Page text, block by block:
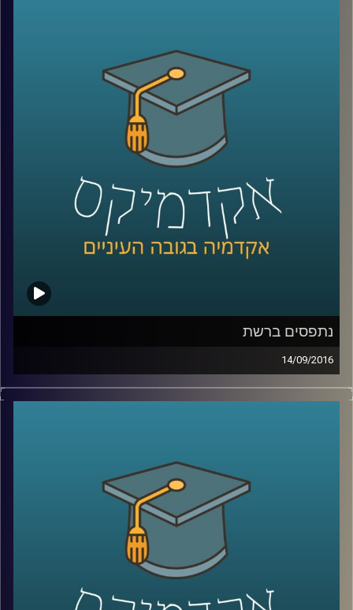
העולם הבא. בפרק זה נמשיך עם מי שמוכן
להעמיק אל בין שורות חז"ל, ולגלות את
המורכבות על אודות היש הנצחי. קריאה
מודרכת עם דוקטור גבריאלה ברזין, מומחית
לפילוסופיה יהודית ופילוסופיה אסלאמית של ימי
הביניים. השכלה היא התענוג הגדול מכולם?
הצטרפו להרהור המשותף. פרק ב.
AudioVersity
נתפסים ברשת
14/09/2016
דוקטור צחי חייט חוקר רשתות חברתיות, תחום
הרשת, שקל יותר למדוד ולנטר, לכמת ולהבין.
הרשתות המקוונות מעלות שאלות מעניינות
לגבי הומופיליה, מידת ההשפעה של אדם על
הרשת ושל הרשת על האדם, יצירת תכנים
ותיאוריות קונספירציה. מה עושים עם כל המידע